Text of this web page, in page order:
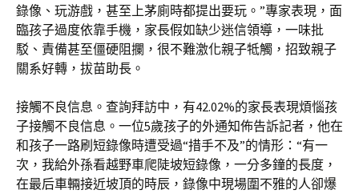
錄像、玩游戲，甚至上茅廁時都提出要玩。”專家表現，面
臨孩子過度依靠手機，家長假如缺少迷信領導，一味批
駁、責備甚至僵硬阻攔，很不難激化親子牴觸，招致親子
關系好轉，拔苗助長。
接觸不良信息。查詢拜訪中，有42.02%的家長表現煩惱孩
子接觸不良信息。一位5歲孩子的外通知佈告訴記者，他在
和孩子一路刷短錄像時遭受過“措手不及”的情形：“有一
次，我給外孫看越野車爬陡坡短錄像，一分多鐘的長度，
在最后車輛接近坡頂的時辰，錄像中現場圍不雅的人卻爆